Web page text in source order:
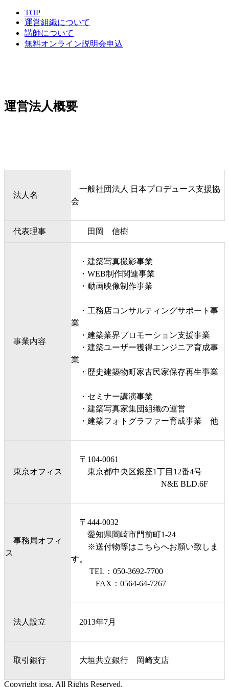
TOP
運営組織について
講師について
無料オンライン説明会申込
運営法人概要
法人名
一般社団法人 日本プロデュース支援協
会
代表理事 田岡 信樹
事業内容
・建築写真撮影事業
・WEB制作関連事業
・動画映像制作事業
・工務店コンサルティングサポート事
業
・建築業界プロモーション支援事業
・建築ユーザー獲得エンジニア育成事
業
・歴史建築物町家古民家保存再生事業
・セミナー講演事業
・建築写真家集団組織の運営
・建築フォトグラファー育成事業 他
東京オフィス
〒104-0061
東京都中央区銀座1丁目12番4号
N&E BLD.6F
事務局オフィ
ス
〒444-0032
愛知県岡崎市門前町1-24
※送付物等はこちらへお願い致しま
す。
TEL：050-3692-7700
FAX：0564-64-7267
法人設立 2013年7月
取引銀行 大垣共立銀行 岡崎支店
Copyright jpsa. All Rights Reserved.